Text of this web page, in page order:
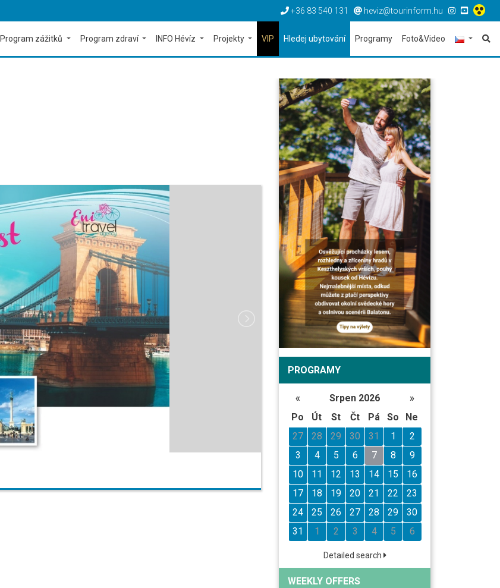
+36 83 540 131 heviz@tourinform.hu
Program zážitků Program zdraví INFO Hévíz Projekty VIP Hledej ubytování Programy Foto&Video
PROGRAMY
« Srpen 2026
»
Po
Út St Čt Pá So
Ne
27
28 29 30 31 1
2
3
4 5 6 7 8
9
10
11 12 13 14 15
16
17
18 19 20 21 22
23
24
25 26 27 28 29
30
31
1 2 3 4 5 6
Detailed search
WEEKLY OFFERS